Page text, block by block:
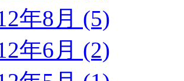
年8月 (5)
年6月 (2)